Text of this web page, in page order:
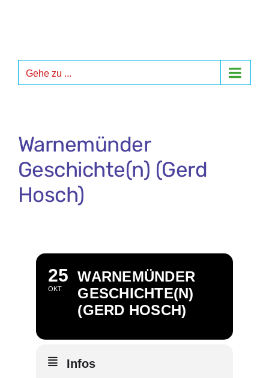
Gehe zu ...
Warnemünder
Geschichte(n) (Gerd
Hosch)
25
OKT
WARNEMÜNDER
GESCHICHTE(N)
(GERD HOSCH)
Infos